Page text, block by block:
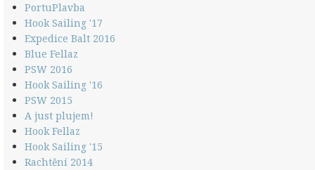
PortuPlavba
Hook Sailing '17
Expedice Balt 2016
Blue Fellaz
PSW 2016
Hook Sailing '16
PSW 2015
A just plujem!
Hook Fellaz
Hook Sailing '15
Rachtění 2014